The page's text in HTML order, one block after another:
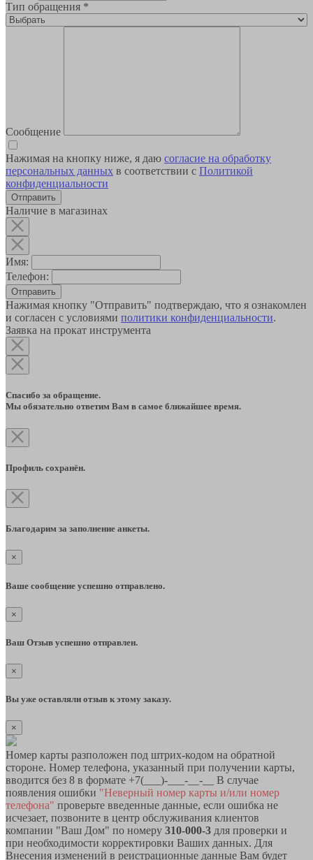
Тип обращения *
Сообщение
Нажимая на кнопку ниже, я даю согласие на обработку
персональных данных в соответствии с Политикой
конфиденциальности
Наличие в магазинах
Имя:
Телефон:
Отправить
Нажимая кнопку "Отправить" подтверждаю, что я ознакомлен
и согласен с условиями политики конфиденциальности.
Заявка на прокат инструмента
Спасибо за обращение.
Мы обязательно ответим Вам в самое ближайшее время.
Профиль сохранён.
Благодарим за заполнение анкеты.
×
Ваше сообщение успешно отправлено.
×
Ваш Отзыв успешно отправлен.
×
Вы уже оставляли отзыв к этому заказу.
×
Номер карты разположен под штрих-кодом на обратной
стороне. Номер телефона, указанный при получении карты,
вводится без 8 в формате +7(___)-___-__-__ В случае
появления ошибки "Неверный номер карты и/или номер
телефона" проверьте введенные данные, если ошибка не
исчезает, позвоните в центр обслуживания клиентов
компании "Ваш Дом" по номеру 310-000-3 для проверки и
при необходимости корректировки Ваших данных. Для
Внесения изменений в реистрационные данные Вам будет